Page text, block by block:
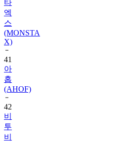
타
엑
스
(MONSTA
X)
41
아
홉
(AHOF)
42
비
투
비